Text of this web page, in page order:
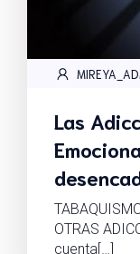
Las
OTRAS
cuenta[…]